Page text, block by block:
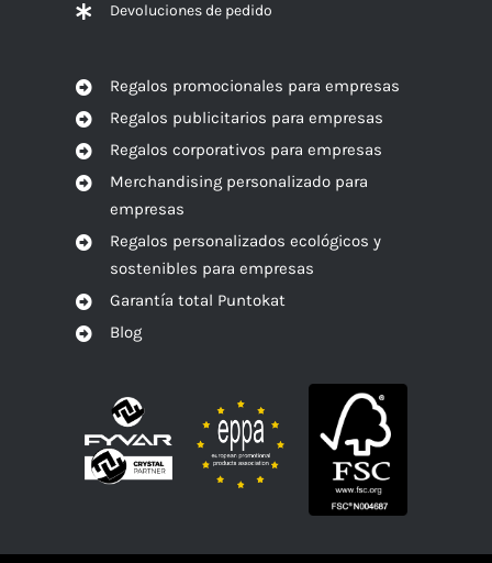
Devoluciones de pedido
Regalos promocionales para empresas
Regalos publicitarios para empresas
Regalos corporativos para empresas
Merchandising personalizado para
empresas
Regalos personalizados ecológicos y
sostenibles para empresas
Garantía total Puntokat
Blog